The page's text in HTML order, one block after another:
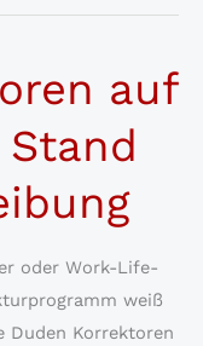
auf
oder Work-Life-
weiß
Duden Korrektoren